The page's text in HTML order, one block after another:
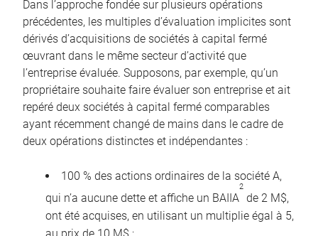
Dans l’approche fondée sur plusieurs opérations
précédentes, les multiples d’évaluation implicites sont
dérivés d’acquisitions de sociétés à capital fermé
œuvrant dans le même secteur d’activité que
l’entreprise évaluée. Supposons, par exemple, qu’un
propriétaire souhaite faire évaluer son entreprise et ait
repéré deux sociétés à capital fermé comparables
ayant récemment changé de mains dans le cadre de
deux opérations distinctes et indépendantes :
100 % des actions ordinaires de la société A,
qui n’a aucune dette et affiche un BAIIA
2
de 2 M$,
ont été acquises, en utilisant un multiplie égal à 5,